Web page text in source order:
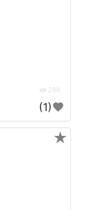
296
(1)
★